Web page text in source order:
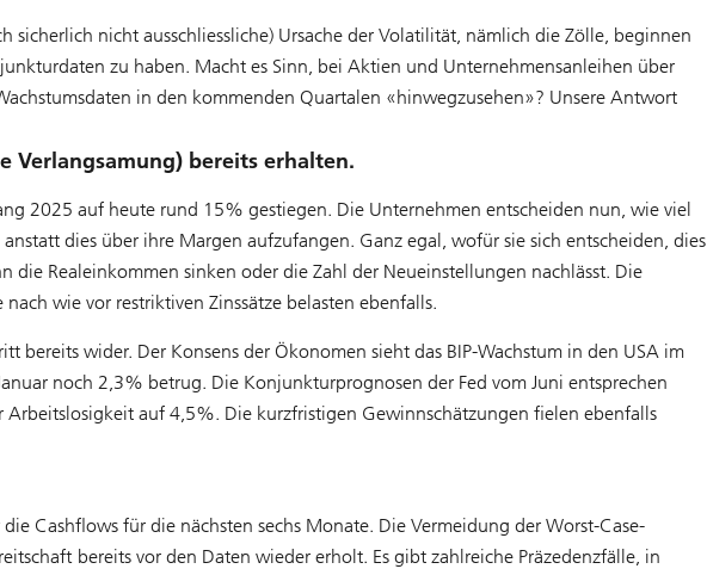
sicherlich nicht ausschliessliche) Ursache der Volatilität, nämlich die Zölle, beginnen
zu haben. Macht es Sinn, bei Aktien und Unternehmensanleihen über
in den kommenden Quartalen «hinwegzusehen»? Unsere Antwort
Verlangsamung) bereits erhalten.
2025 auf heute rund 15% gestiegen. Die Unternehmen entscheiden nun, wie viel
dies über ihre Margen aufzufangen. Ganz egal, wofür sie sich entscheiden, dies
die Realeinkommen sinken oder die Zahl der Neueinstellungen nachlässt. Die
wie vor restriktiven Zinssätze belasten ebenfalls.
bereits wider. Der Konsens der Ökonomen sieht das BIP-Wachstum in den USA im
noch 2,3% betrug. Die Konjunkturprognosen der Fed vom Juni entsprechen
Arbeitslosigkeit auf 4,5%. Die kurzfristigen Gewinnschätzungen fielen ebenfalls
Cashflows für die nächsten sechs Monate. Die Vermeidung der Worst-Case-
bereits vor den Daten wieder erholt. Es gibt zahlreiche Präzedenzfälle, in